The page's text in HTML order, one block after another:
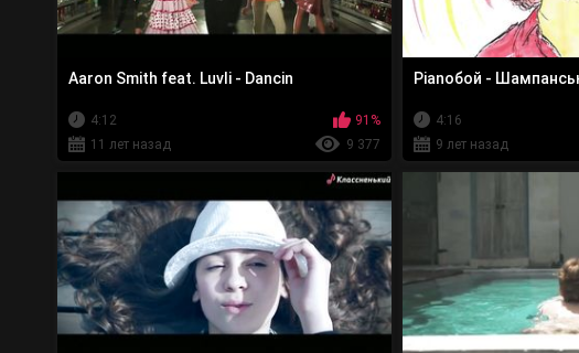
Aaron Smith feat. Luvli - Dancin
4:12
91%
11 лет назад
9 377
Pianoбой -
4:16
9 лет назад